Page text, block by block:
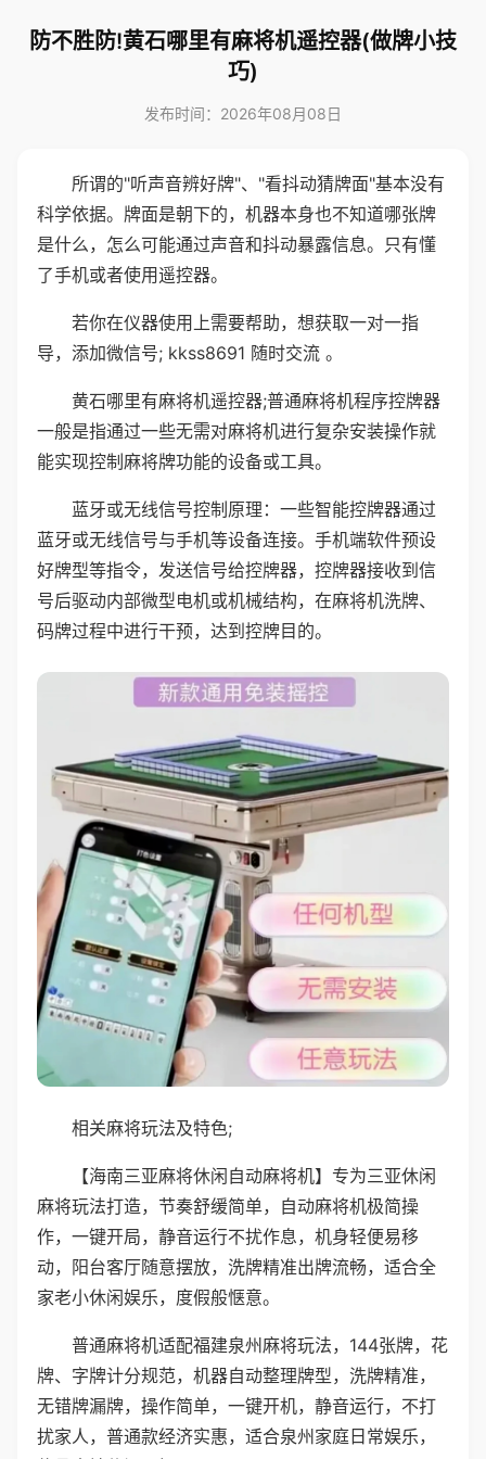
防不胜防!黄石哪里有麻将机遥控器(做牌小技
巧)
发布时间：2026年08月08日
所谓的"听声音辨好牌"、"看抖动猜牌面"基本没有
科学依据。牌面是朝下的，机器本身也不知道哪张牌
是什么，怎么可能通过声音和抖动暴露信息。只有懂
了手机或者使用遥控器。
若你在仪器使用上需要帮助，想获取一对一指
导，添加微信号; kkss8691 随时交流 。
黄石哪里有麻将机遥控器;普通麻将机程序控牌器
一般是指通过一些无需对麻将机进行复杂安装操作就
能实现控制麻将牌功能的设备或工具。
蓝牙或无线信号控制原理：一些智能控牌器通过
蓝牙或无线信号与手机等设备连接。手机端软件预设
好牌型等指令，发送信号给控牌器，控牌器接收到信
号后驱动内部微型电机或机械结构，在麻将机洗牌、
码牌过程中进行干预，达到控牌目的。
相关麻将玩法及特色;
【海南三亚麻将休闲自动麻将机】专为三亚休闲
麻将玩法打造，节奏舒缓简单，自动麻将机极简操
作，一键开局，静音运行不扰作息，机身轻便易移
动，阳台客厅随意摆放，洗牌精准出牌流畅，适合全
家老小休闲娱乐，度假般惬意。
普通麻将机适配福建泉州麻将玩法，144张牌，花
牌、字牌计分规范，机器自动整理牌型，洗牌精准，
无错牌漏牌，操作简单，一键开机，静音运行，不打
扰家人，普通款经济实惠，适合泉州家庭日常娱乐，